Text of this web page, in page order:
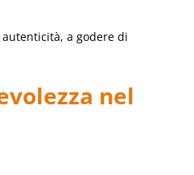
a godere di
nel